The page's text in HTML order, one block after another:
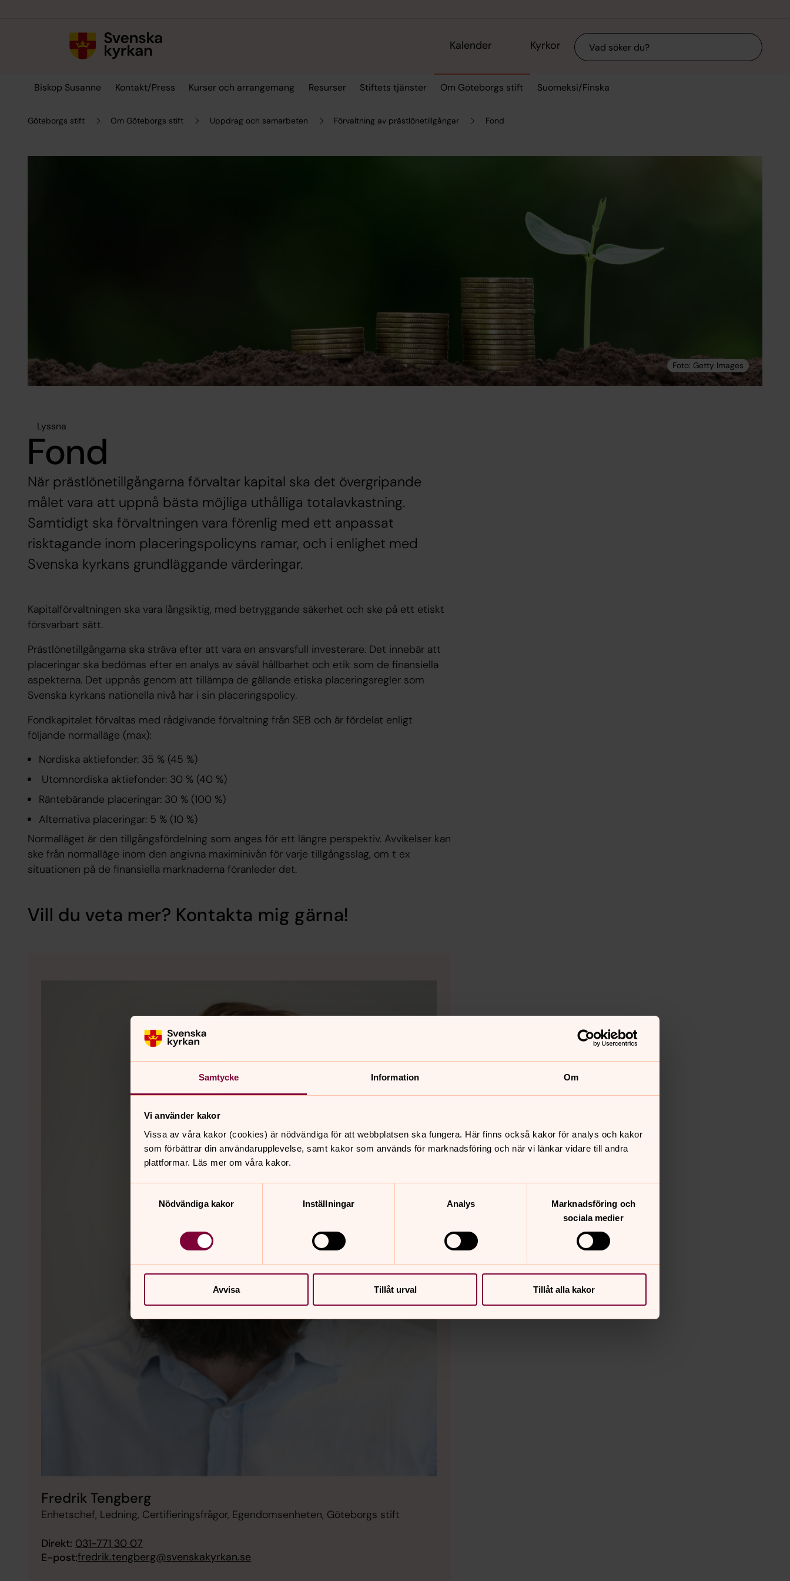
Samtycke Information Om
Vi använder kakor
Vissa av våra kakor (cookies) är nödvändiga för att webbplatsen ska fungera. Här finns också kakor för analys och kakor
som förbättrar din användarupplevelse, samt kakor som används för marknadsföring och när vi länkar vidare till andra
plattformar. Läs mer om våra kakor.
Nödvändiga kakor
Inställningar Analys
Marknadsföring och
sociala medier
Avvisa Tillåt urval Tillåt alla kakor
Kalender Kyrkor Sök
Biskop Susanne Kontakt/Press Kurser och arrangemang Resurser Stiftets tjänster Om Göteborgs stift Suomeksi/Finska
Göteborgs stift Om Göteborgs stift Uppdrag och samarbeten Förvaltning av prästlönetillgångar Fond
Lyssna
Fond
När prästlönetillgångarna förvaltar kapital ska det övergripande
målet vara att uppnå bästa möjliga uthålliga totalavkastning.
Samtidigt ska förvaltningen vara förenlig med ett anpassat
risktagande inom placeringspolicyns ramar, och i enlighet med
Svenska kyrkans grundläggande värderingar.
Kapitalförvaltningen ska vara långsiktig, med betryggande säkerhet och ske på ett etiskt
försvarbart sätt.
Prästlönetillgångarna ska sträva efter att vara en ansvarsfull investerare. Det innebär att
placeringar ska bedömas efter en analys av såväl hållbarhet och etik som de finansiella
aspekterna. Det uppnås genom att tillämpa de gällande etiska placeringsregler som
Svenska kyrkans nationella nivå har i sin placeringspolicy.
Fondkapitalet förvaltas med rådgivande förvaltning från SEB och är fördelat enligt
följande normalläge (max):
Nordiska aktiefonder: 35 % (45 %)
Utomnordiska aktiefonder: 30 % (40 %)
Räntebärande placeringar: 30 % (100 %)
Alternativa placeringar: 5 % (10 %)
Normalläget är den tillgångsfördelning som anges för ett längre perspektiv. Avvikelser kan
ske från normalläge inom den angivna maximinivån för varje tillgångsslag, om t ex
situationen på de finansiella marknaderna föranleder det.
Vill du veta mer? Kontakta mig gärna!
Fredrik Tengberg
Enhetschef, Ledning, Certifieringsfrågor, Egendomsenheten, Göteborgs stift
Direkt: 031-771 30 07
E-post:fredrik.tengberg@svenskakyrkan.se